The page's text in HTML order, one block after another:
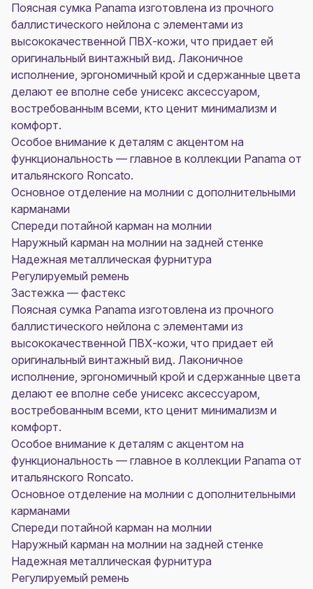
Поясная сумка Panama изготовлена из прочного
баллистического нейлона с элементами из
высококачественной ПВХ-кожи, что придает ей
оригинальный винтажный вид. Лаконичное
исполнение, эргономичный крой и сдержанные цвета
делают ее вполне себе унисекс аксессуаром,
востребованным всеми, кто ценит минимализм и
комфорт.
Особое внимание к деталям с акцентом на
функциональность — главное в коллекции Panama от
итальянского Roncato.
Основное отделение на молнии с дополнительными
карманами
Спереди потайной карман на молнии
Наружный карман на молнии на задней стенке
Надежная металлическая фурнитура
Регулируемый ремень
Застежка — фастекс
Поясная сумка Panama изготовлена из прочного
баллистического нейлона с элементами из
высококачественной ПВХ-кожи, что придает ей
оригинальный винтажный вид. Лаконичное
исполнение, эргономичный крой и сдержанные цвета
делают ее вполне себе унисекс аксессуаром,
востребованным всеми, кто ценит минимализм и
комфорт.
Особое внимание к деталям с акцентом на
функциональность — главное в коллекции Panama от
итальянского Roncato.
Основное отделение на молнии с дополнительными
карманами
Спереди потайной карман на молнии
Наружный карман на молнии на задней стенке
Надежная металлическая фурнитура
Регулируемый ремень